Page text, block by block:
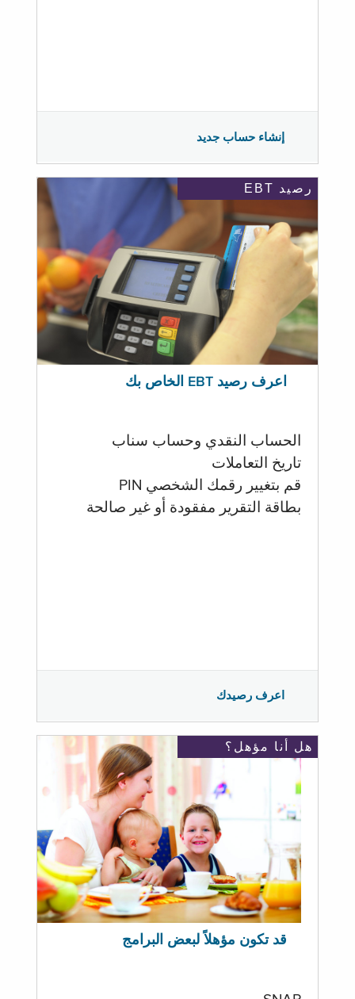
إنشاء حساب جديد
رصيد EBT
اعرف رصيد EBT الخاص بك
الحساب النقدي وحساب سناب
تاريخ التعاملات
قم بتغيير رقمك الشخصي PIN
بطاقة التقرير مفقودة أو غير صالحة
اعرف رصيدك
هل أنا مؤهل؟
قد تكون مؤهلاً لبعض البرامج